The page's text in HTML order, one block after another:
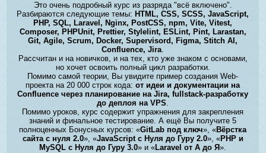
Это очень подробный курс из разряда "всё включено".
Разбираются следующие темы: HTML, CSS, SCSS, JavaScript,
PHP, SQL, Laravel, Nginx, PostCSS, npm, Vite, Vitest,
Composer, PHPUnit, Prettier, Stylelint, ESLint, Pint, Larastan,
Git, Agile, Scrum, Docker, Supervisord, Figma, Stitch AI,
Confluence, Jira.
Рассчитан и на новичков, и на тех, кто уже знаком с основами,
но хочет освоить полный цикл разработки.
Помимо самой теории, Вы увидите пример создания Web-
проекта на 20 000 строк кода:от идеи и документации на
Confluence через планирование на Jira, fullstack-разработку
до деплоя на VPS.
Помимо уроков, курс содержит упражнения для закрепления
знаний и финальное тестирование. А ещё Вы получите 5
полноценных Бонусных курсов: «GitLab под ключ», «Вёрстка
сайта с нуля 2.0», «JavaScript с Нуля до Гуру 2.0», «PHP и
MySQL с Нуля до Гуру 3.0» и «Laravel от А до Я».